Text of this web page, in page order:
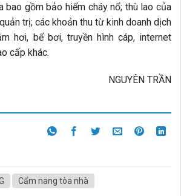
bao gồm bảo hiểm cháy nổ; thù lao của
trị; các khoản thu từ kinh doanh dịch
hơi, bể bơi, truyền hình cáp, internet
cấp khác.
NGUYÊN TRẦN
Cẩm nang tòa nhà